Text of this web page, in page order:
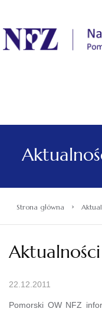
.
Strona główna ›
22.12.2011
Pomorski OW NFZ